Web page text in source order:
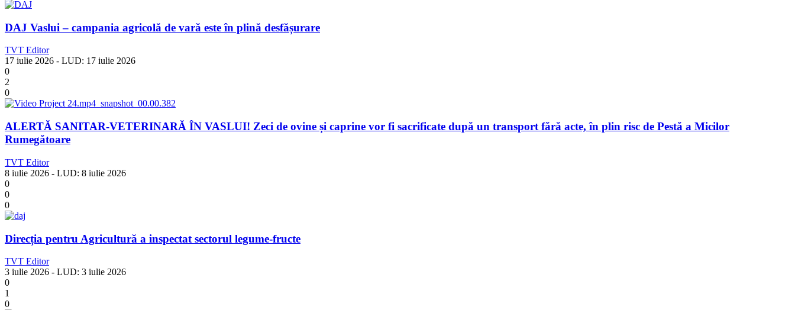
DAJ Vaslui – campania agricolă de vară este în plină desfășurare
TVT Editor
17 iulie 2026 - LUD: 17 iulie 2026
0
2
0
ALERTĂ SANITAR-VETERINARĂ ÎN VASLUI! Zeci de ovine și caprine vor fi sacrificate după un transport fără acte, în plin risc de Pestă a Micilor
Rumegătoare
TVT Editor
8 iulie 2026 - LUD: 8 iulie 2026
0
0
0
Direcția pentru Agricultură a inspectat sectorul legume-fructe
TVT Editor
3 iulie 2026 - LUD: 3 iulie 2026
0
1
0